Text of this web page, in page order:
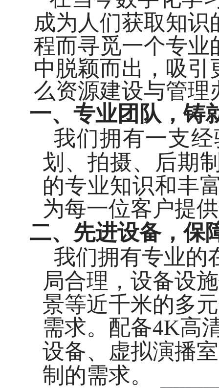
成为人们获取知识
程而寻觅一个专业
中脱颖而出，吸
么资源建设与管理
一、专业团队，铸
我们拥有一支
划、拍摄、后期
的专业知识和丰
为每一位客户提
二、先进设备，保
我们拥有专业的
局合理，设备设
景等近千米的多
需求。配备4K高
设备、虚拟演播
制的需求。